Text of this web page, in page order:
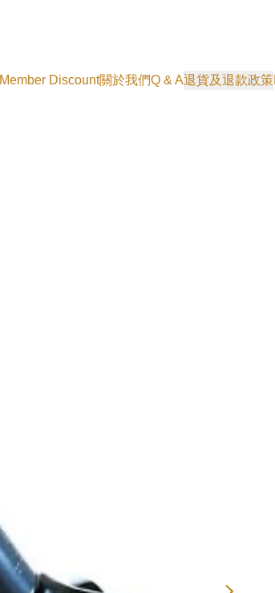
Member Discount關於我們Q & A退貨及退款政策